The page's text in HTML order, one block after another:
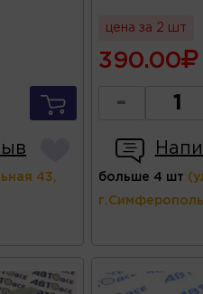
43,
цена за 2 шт
390.00
-
больше 4 шт